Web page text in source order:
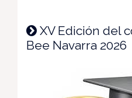
XV Edición del
Bee Navarra 2026